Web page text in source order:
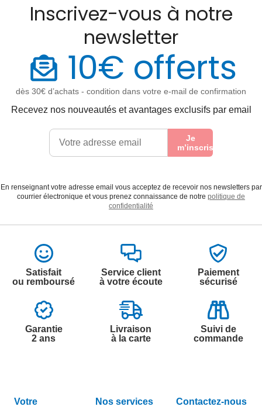
Inscrivez-vous à notre
newsletter
10€ offerts
dès 30€ d’achats - condition dans votre e-mail de confirmation
Recevez nos nouveautés et avantages exclusifs par email
Je
m’inscris
En renseignant votre adresse email vous acceptez de recevoir nos newsletters par
courrier électronique et vous prenez connaissance de notre politique de
confidentialité
Satisfait
ou remboursé
Service client
à votre écoute
Paiement
sécurisé
Garantie
2 ans
Livraison
à la carte
Suivi de
commande
Votre
Nos services Contactez-nous